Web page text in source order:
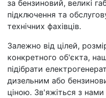
за бензиновий, великі
підключення та
технічних фахівців.
Залежно від цілей,
конкретного об'єкта,
підібрати
дизельним або
ціною. Зв'яжіться з